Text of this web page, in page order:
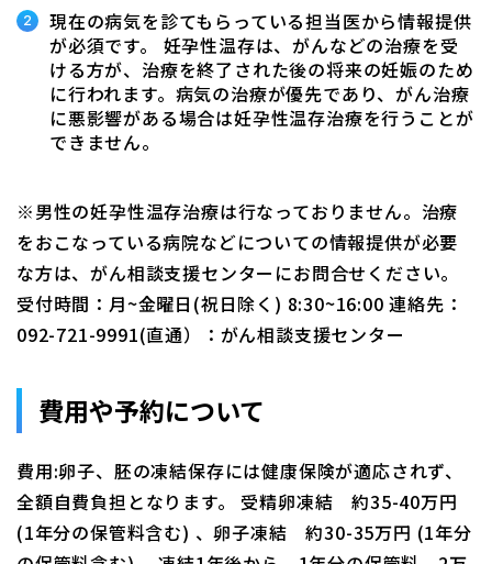
現在の病気を診てもらっている担当医から情報提供
が必須です。 妊孕性温存は、がんなどの治療を受
ける方が、治療を終了された後の将来の妊娠のため
に行われます。病気の治療が優先であり、がん治療
に悪影響がある場合は妊孕性温存治療を行うことが
できません。
※男性の妊孕性温存治療は行なっておりません。治療
をおこなっている病院などについての情報提供が必要
な方は、がん相談支援センターにお問合せください。
受付時間：月~金曜日(祝日除く) 8:30~16:00 連絡先：
092-721-9991(直通）：がん相談支援センター
費用や予約について
費用:卵子、胚の凍結保存には健康保険が適応されず、
全額自費負担となります。 受精卵凍結 約35-40万円
(1年分の保管料含む) 、卵子凍結 約30-35万円 (1年分